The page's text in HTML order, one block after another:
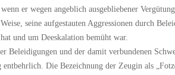
er wegen angeblich ausgebliebener
seine aufgestauten Aggressionen durch
und um Deeskalation bemüht war.
Beleidigungen und der damit verbundenen
Die Bezeichnung der Zeugin als